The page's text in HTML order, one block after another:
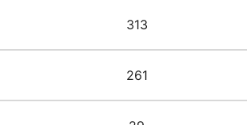
313
261